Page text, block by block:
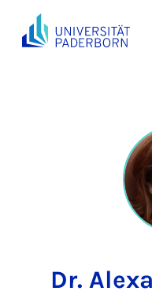
Dr.